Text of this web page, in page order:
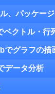
、パッケー
ベクトル・行
でグラフの描
データ分析